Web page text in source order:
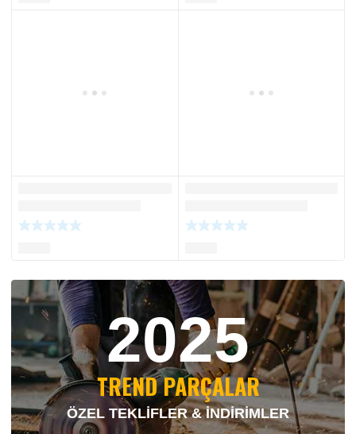
2025
TREND PARÇALAR
ÖZEL TEKLİFLER & İNDİRİMLER